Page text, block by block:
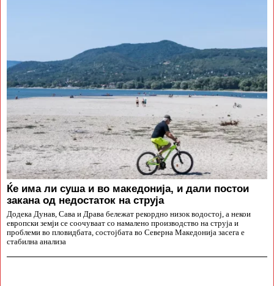
Ќе има ли суша и во македонија, и дали постои
закана од недостаток на струја
Додека Дунав, Сава и Драва бележат рекордно низок водостој, а некои
европски земји се соочуваат со намалено производство на струја и
проблеми во пловидбата, состојбата во Северна Македонија засега е
стабилна анализа